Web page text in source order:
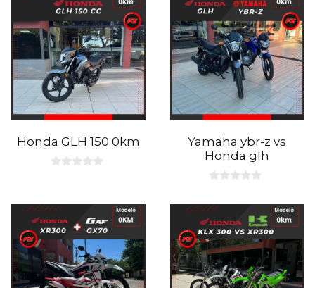
Honda GLH 150 0km
5
Yamaha ybr-z vs
Honda glh
e
5